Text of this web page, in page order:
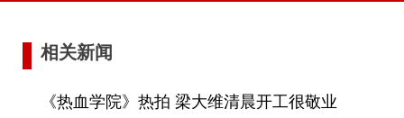
相关新闻
《热血学院》热拍 梁大维清晨开工很敬业